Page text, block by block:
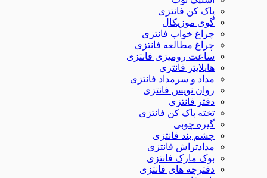
پاک کن فانتزی
گوی موزیکال
چراغ خواب فانتزی
چراغ مطالعه فانتزی
ساعت رومیزی فانتزی
هایلایتر فانتزی
مداد و سرمداد فانتزی
روان نویس فانتزی
دفتر فانتزی
تخته پاک کن فانتزی
گیره چوبی
چشم بند فانتزی
مدادتراش فانتزی
بوک مارک فانتزی
دفترچه های فانتزی